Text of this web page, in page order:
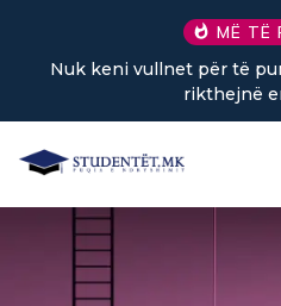
MË TË
Nuk keni vullnet për të
rikthejnë